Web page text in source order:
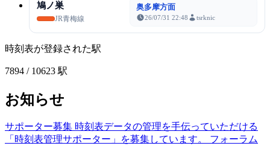
鳩ノ巣
JR青梅線
奥多摩方面
26/07/31 22:48 tsrknic
時刻表が登録された駅
7894 / 10623 駅
お知らせ
サポーター募集 時刻表データの管理を手伝っていただける
「時刻表管理サポーター」を募集しています。
フォーラム